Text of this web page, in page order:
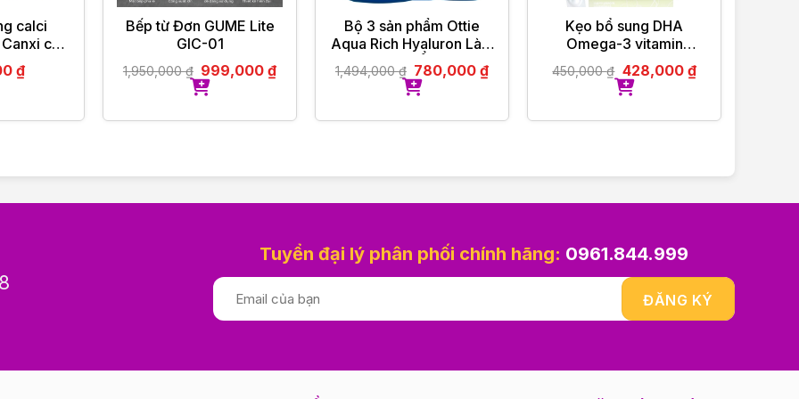
độ cao hơn 30 độ C.
tiếp.
sản phẩm
calci
cho
₫
Bếp từ Đơn GUME Lite
GIC-01
1,950,000₫ 999,000₫
Bộ 3 sản phẩm Ottie
Aqua Rich Hyaluron Làm
Dịu, Dưỡng Ẩm, Khóa
Ẩm Hoàn Hảo
1,494,000₫ 780,000₫
Kẹo bổ sung DHA
Omega-3 vitamin
Neubria Neu Kid- Anh
30 viên
450,000₫ 428,000 ₫
Tuyển đại lý phân phối chính hãng: 0961.844.999